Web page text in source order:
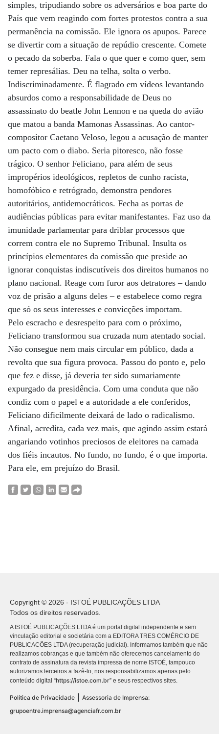
simples, tripudiando sobre os adversários e boa parte do
País que vem reagindo com fortes protestos contra a sua
permanência na comissão. Ele ignora os apupos. Parece
se divertir com a situação de repúdio crescente. Comete
o pecado da soberba. Fala o que quer e como quer, sem
temer represálias. Deu na telha, solta o verbo.
Indiscriminadamente. É flagrado em vídeos levantando
absurdos como a responsabilidade de Deus no
assassinato do beatle John Lennon e na queda do avião
que matou a banda Mamonas Assassinas. Ao cantor-
compositor Caetano Veloso, legou a acusação de manter
um pacto com o diabo. Seria pitoresco, não fosse
trágico. O senhor Feliciano, para além de seus
impropérios ideológicos, repletos de cunho racista,
homofóbico e retrógrado, demonstra pendores
autoritários, antidemocráticos. Fecha as portas de
audiências públicas para evitar manifestantes. Faz uso da
imunidade parlamentar para driblar processos que
correm contra ele no Supremo Tribunal. Insulta os
princípios elementares da comissão que preside ao
ignorar conquistas indiscutíveis dos direitos humanos no
plano nacional. Reage com furor aos detratores – dando
voz de prisão a alguns deles – e estabelece como regra
que só os seus interesses e convicções importam.
Pelo escracho e desrespeito para com o próximo,
Feliciano transformou sua cruzada num atentado social.
Não consegue nem mais circular em público, dada a
revolta que sua figura provoca. Passou do ponto e, pelo
que fez e disse, já deveria ter sido sumariamente
expurgado da presidência. Com uma conduta que não
condiz com o papel e a autoridade a ele conferidos,
Feliciano dificilmente deixará de lado o radicalismo.
Afinal, acredita, cada vez mais, que agindo assim estará
angariando votinhos preciosos de eleitores na camada
dos fiéis incautos. No fundo, no fundo, é o que importa.
Para ele, em prejuízo do Brasil.
Copyright © 2026 - ISTOÉ PUBLICAÇÕES LTDA
Todos os direitos reservados.
A ISTOÉ PUBLICAÇÕES LTDA é um portal digital independente e sem
vinculação editorial e societária com a EDITORA TRES COMÉRCIO DE
PUBLICACÕES LTDA (recuperação judicial). Informamos também que não
realizamos cobranças e que também não oferecemos cancelamento do
contrato de assinatura da revista impressa de nome ISTOÉ, tampouco
autorizamos terceiros a fazê-lo, nos responsabilizamos apenas pelo
conteúdo digital “https://istoe.com.br” e seus respectivos sites.
Política de Privacidade
Assessoria de Imprensa:
grupoentre.imprensa@agenciafr.com.br